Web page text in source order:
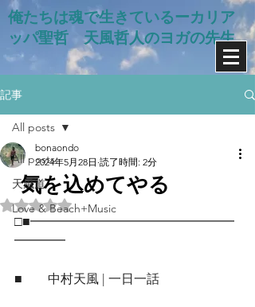
俺たちは魂で生きているー​カリア
ッパ聖哲 天風哲人のヨガの先生
記事
All posts
天風道
Love & Beach+Music
All posts
気を込めてやる
bonaondo
2024年5月28日 読了時間: 2分
5つ星のうちNaNと評価されています。
□■━━━━━━━━━━━━━━━━
━━━━
■　　中村天風 | 一日一話